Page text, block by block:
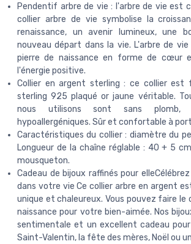
Pendentif arbre de vie : l'arbre de vie est
collier arbre de vie symbolise la
renaissance, un avenir lumineux, une
nouveau départ dans la vie. L'arbre de
pierre de naissance en forme de cœur
l'énergie positive.
Collier en argent sterling : ce collier est
sterling 925 plaqué or jaune véritable.
nous utilisons sont sans
hypoallergéniques. Sûr et confortable à
Caractéristiques du collier : diamètre du
Longueur de la chaîne réglable : 40 + 5
mousqueton.
Cadeau de bijoux raffinés pour
dans votre vie Ce collier arbre en argent
unique et chaleureux. Vous pouvez faire le
naissance pour votre bien-aimée. Nos
sentimentale et un excellent cadeau pour
Saint-Valentin, la fête des mères, Noël ou